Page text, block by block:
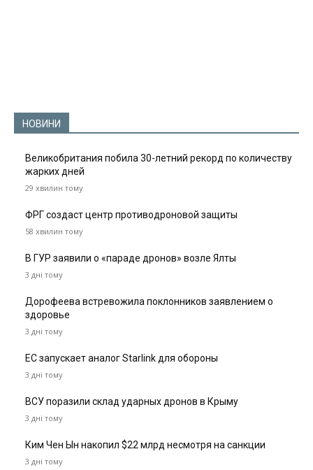
НОВИНИ
Великобритания побила 30-летний рекорд по количеству
жарких дней
29 хвилин тому
ФРГ создаст центр противодроновой защиты
58 хвилин тому
В ГУР заявили о «параде дронов» возле Ялты
3 дні тому
Дорофеева встревожила поклонников заявлением о
здоровье
3 дні тому
ЕС запускает аналог Starlink для обороны
3 дні тому
ВСУ поразили склад ударных дронов в Крыму
3 дні тому
Ким Чен Ын накопил $22 млрд несмотря на санкции
3 дні тому